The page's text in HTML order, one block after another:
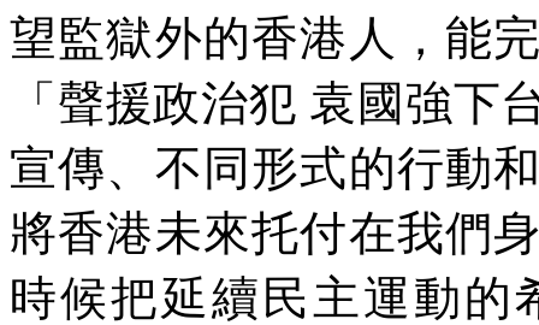
望監獄外的香港人，能
「聲援政治犯 袁國強下
宣傳、不同形式的行動
將香港未來托付在我們
時候把延續民主運動的